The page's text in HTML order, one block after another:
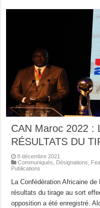
CAN Maroc 2022 :
RÉSULTATS DU
8 décembre 2021
Communiqués
Désignations
Publications
La Confédération Africaine
résultats du tirage au sort
opposition a été enregistré.